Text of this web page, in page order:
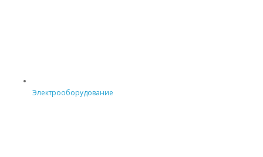
Электрооборудование